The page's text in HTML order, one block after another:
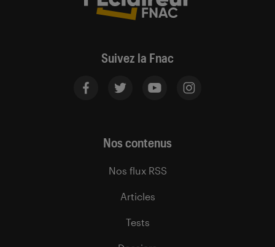
Suivez la Fnac
Nos contenus
Nos flux RSS
Articles
Tests